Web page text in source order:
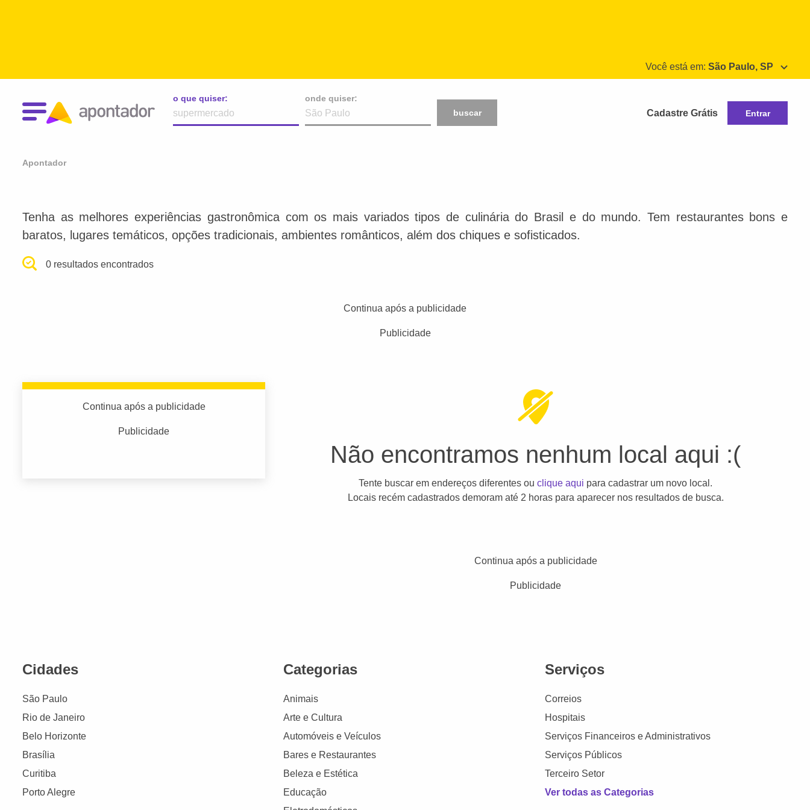
Você está em: São Paulo, SP
o que quiser:
onde quiser:
buscar
Cadastre Grátis Entrar
Apontador
Tenha as melhores experiências gastronômica com os mais variados tipos de culinária do Brasil e do mundo. Tem restaurantes bons e
baratos, lugares temáticos, opções tradicionais, ambientes românticos, além dos chiques e sofisticados.
0 resultados encontrados
Continua após a publicidade
Publicidade
Continua após a publicidade
Publicidade
Não encontramos nenhum local aqui :(
Tente buscar em endereços diferentes ouclique aqui para cadastrar um novo local.
Locais recém cadastrados demoram até 2 horas para aparecer nos resultados de busca.
Continua após a publicidade
Publicidade
Cidades
São Paulo
Rio de Janeiro
Belo Horizonte
Brasília
Curitiba
Porto Alegre
Categorias
Animais
Arte e Cultura
Automóveis e Veículos
Bares e Restaurantes
Beleza e Estética
Educação
Serviços
Correios
Hospitais
Serviços Financeiros e Administrativos
Serviços Públicos
Terceiro Setor
Ver todas as Categorias